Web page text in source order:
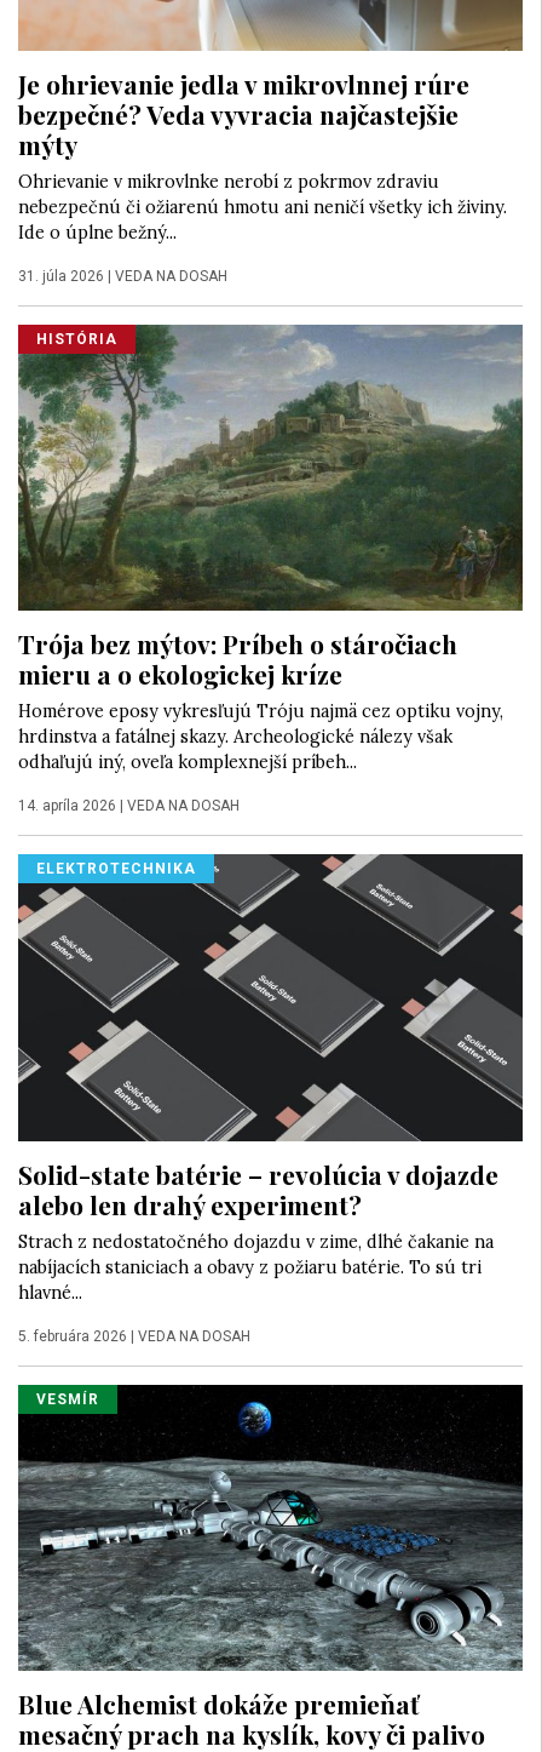
Je ohrievanie jedla v mikrovlnnej rúre
bezpečné? Veda vyvracia najčastejšie
mýty
Ohrievanie v mikrovlnke nerobí z pokrmov zdraviu
nebezpečnú či ožiarenú hmotu ani neničí všetky ich živiny.
Ide o úplne bežný...
31. júla 2026 VEDA NA DOSAH
HISTÓRIA
Trója bez mýtov: Príbeh o stáročiach
mieru a o ekologickej kríze
Homérove eposy vykresľujú Tróju najmä cez optiku vojny,
hrdinstva a fatálnej skazy. Archeologické nálezy však
odhaľujú iný, oveľa komplexnejší príbeh...
14. apríla 2026 VEDA NA DOSAH
ELEKTROTECHNIKA
Solid-state batérie – revolúcia v dojazde
alebo len drahý experiment?
Strach z nedostatočného dojazdu v zime, dlhé čakanie na
nabíjacích staniciach a obavy z požiaru batérie. To sú tri
hlavné...
5. februára 2026 | VEDA NA DOSAH
VESMÍR
Blue Alchemist dokáže premieňať
mesačný prach na kyslík, kovy či palivo